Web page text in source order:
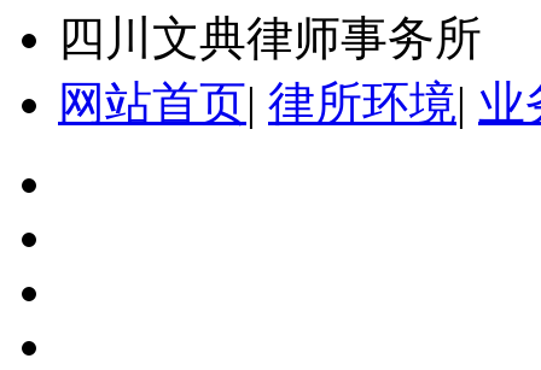
四川文典律师事务所
网站首页| 律所环境| 业